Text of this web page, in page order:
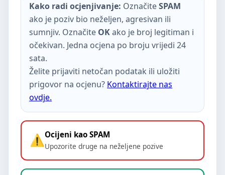
Kako radi ocjenjivanje: OznačiteSPAM
ako je poziv bio neželjen, agresivan ili
sumnjiv. Označite OKako je broj legitiman i
očekivan. Jedna ocjena po broju vrijedi 24
sata.
Želite prijaviti netočan podatak ili uložiti
prigovor na ocjenu? Kontaktirajte nas
ovdje.
Ocijeni kao SPAM
Upozorite druge na neželjene pozive